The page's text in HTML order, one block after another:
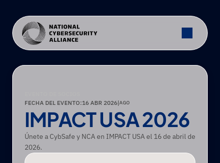
FECHA DEL EVENTO:16 ABR 2026|AGO
IMPACT USA 2026
Únete a CybSafe y NCA en IMPACT USA el 16 de abril de
2026.